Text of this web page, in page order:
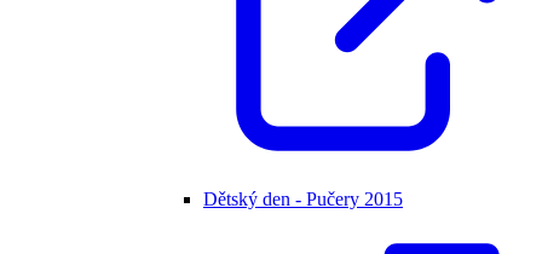
Dětský den - Pučery 2015